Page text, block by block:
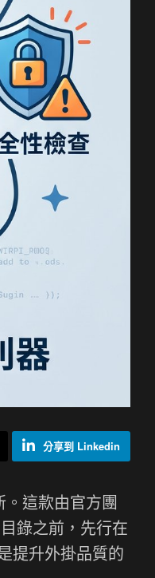
分享到 Linkedin
這款由官方團
錄之前，先行在
提升外掛品質的